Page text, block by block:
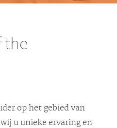
& COMPANY
the
op het gebied van
u unieke ervaring en